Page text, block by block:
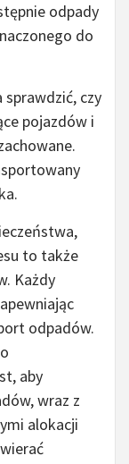
odpady
do
sprawdzić, czy
pojazdów i
to także
Każdy
odpadów.
aby
wraz z
alokacji